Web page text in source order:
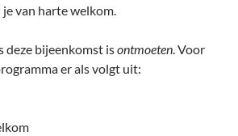
van harte welkom.
deze bijeenkomst isontmoeten. Voor
er als volgt uit: